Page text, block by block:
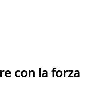
con la forza